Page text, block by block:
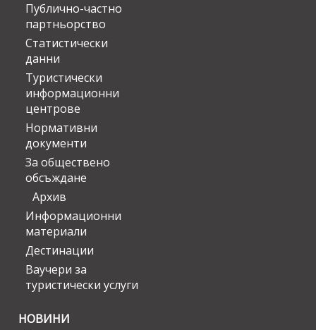
Публично-частно
партньорство
Статистически
данни
Туристически
информационни
центрове
Нормативни
документи
За обществено
обсъждане
Архив
Информационни
материали
Дестинации
Ваучери за
туристически услуги
НОВИНИ